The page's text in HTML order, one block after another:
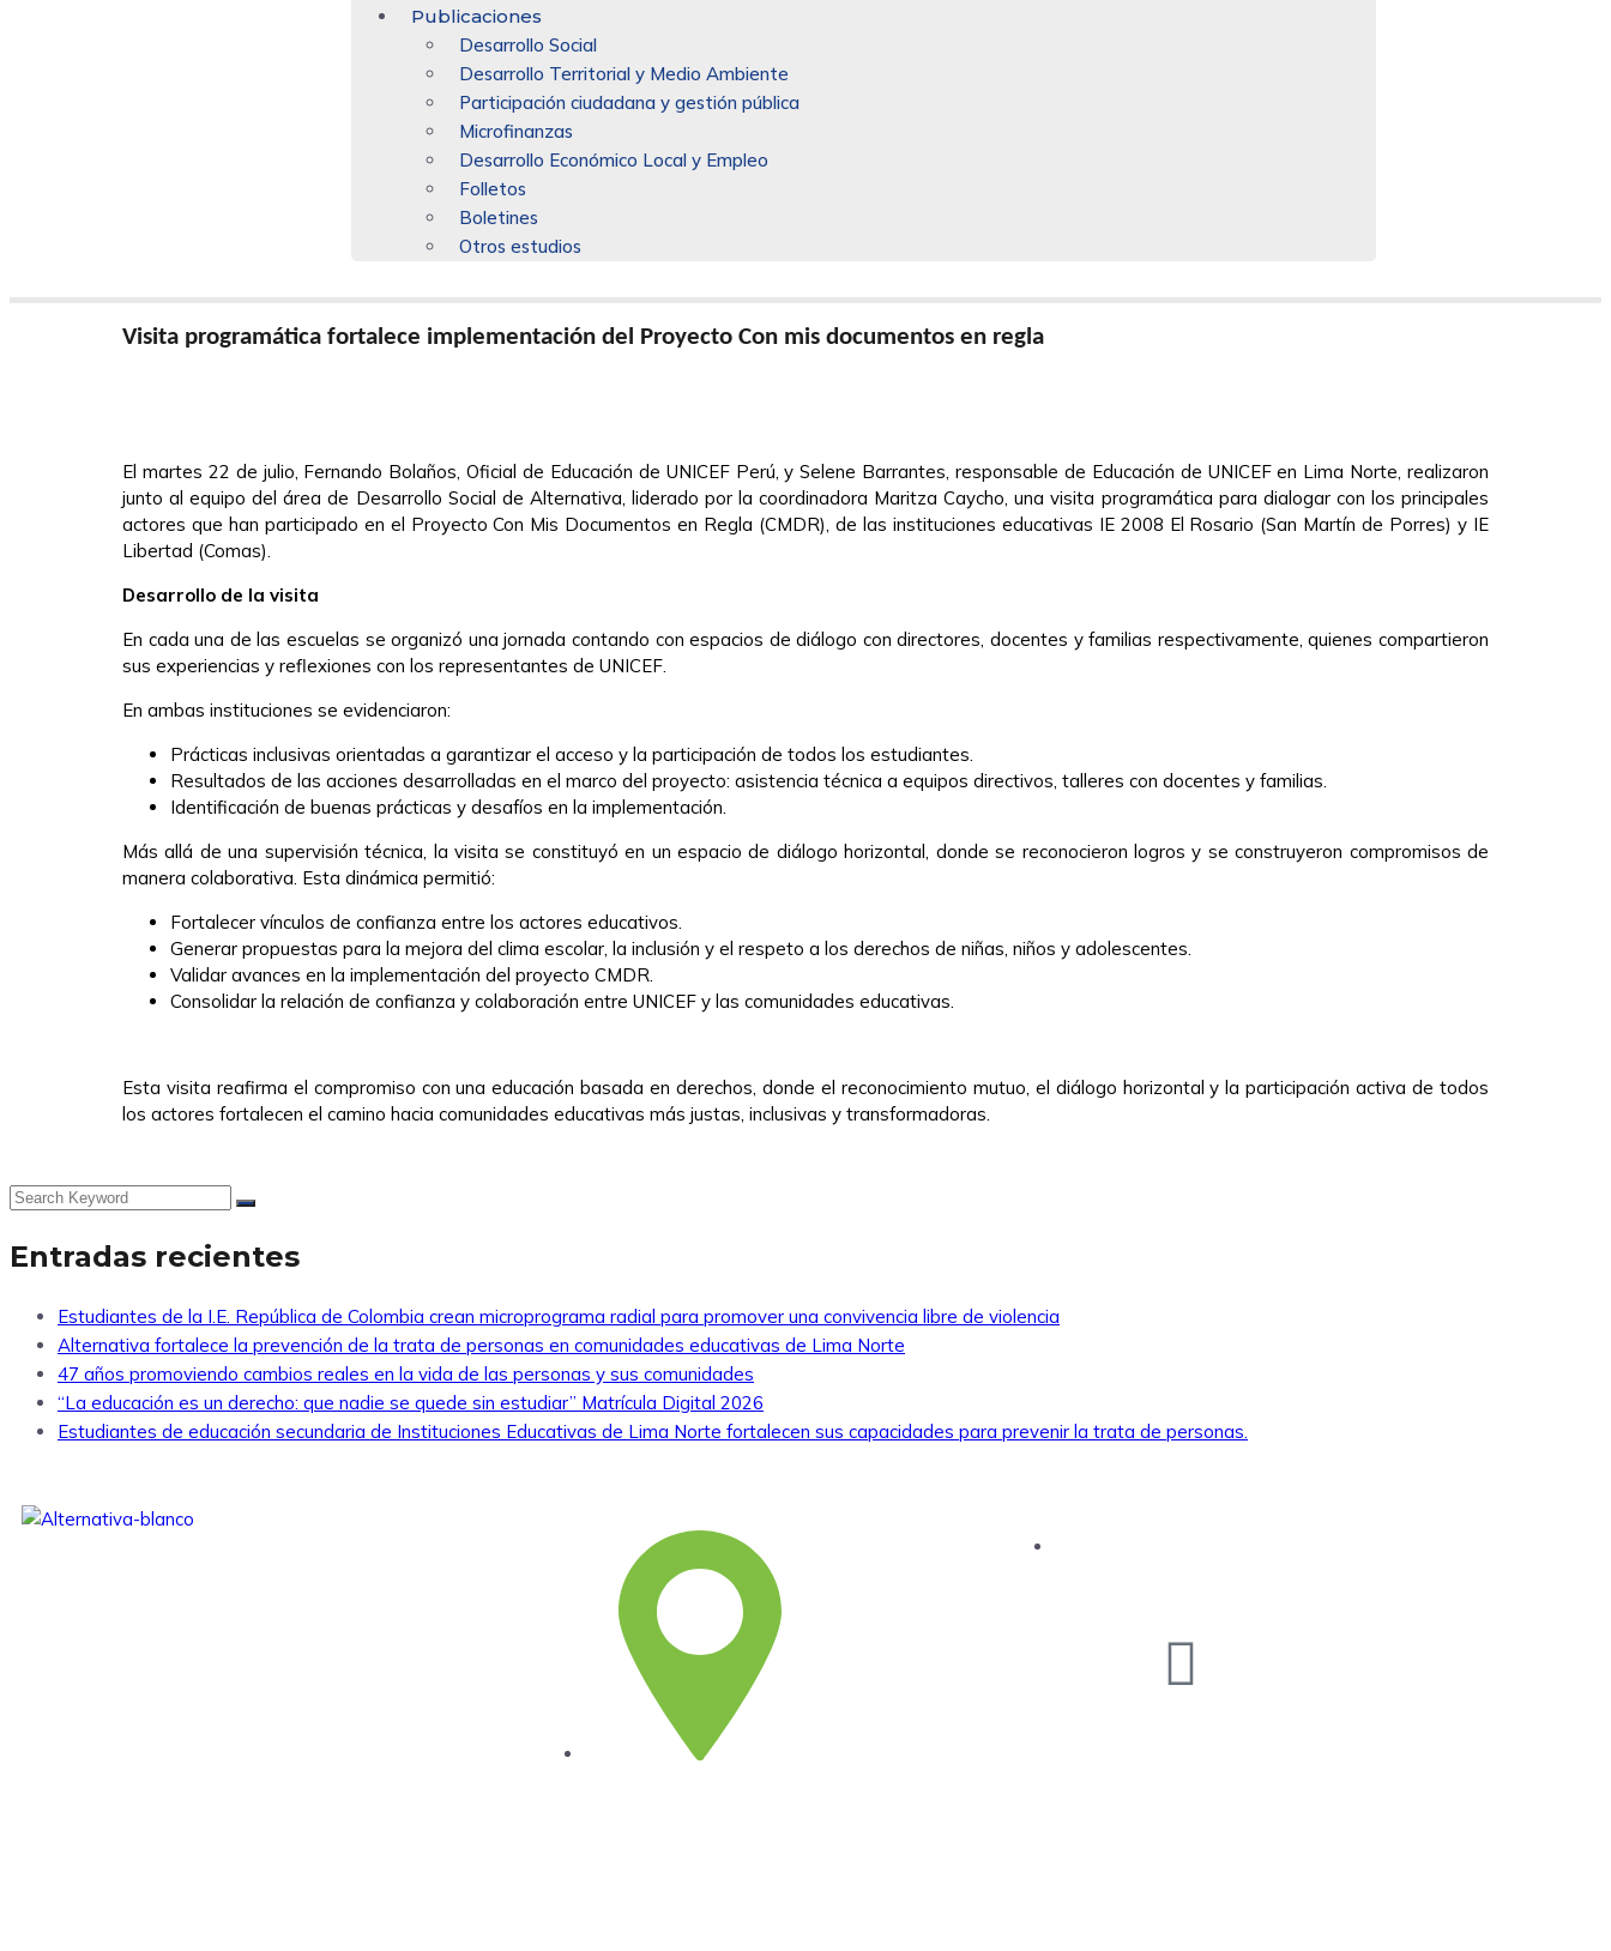
Publicaciones
Desarrollo Social
Desarrollo Territorial y Medio Ambiente
Participación ciudadana y gestión pública
Microfinanzas
Desarrollo Económico Local y Empleo
Folletos
Boletines
Otros estudios
Visita programática fortalece implementación del Proyecto Con mis documentos en regla
El martes 22 de julio, Fernando Bolaños, Oficial de Educación de UNICEF Perú, y Selene Barrantes, responsable de Educación de UNICEF en Lima Norte, realizaron
junto al equipo del área de Desarrollo Social de Alternativa, liderado por la coordinadora Maritza Caycho, una visita programática para dialogar con los principales
actores que han participado en el Proyecto Con Mis Documentos en Regla (CMDR), de las instituciones educativas IE 2008 El Rosario (San Martín de Porres) y IE
Libertad (Comas).
Desarrollo de la visita
En cada una de las escuelas se organizó una jornada contando con espacios de diálogo con directores, docentes y familias respectivamente, quienes compartieron
sus experiencias y reflexiones con los representantes de UNICEF.
En ambas instituciones se evidenciaron:
Prácticas inclusivas orientadas a garantizar el acceso y la participación de todos los estudiantes.
Resultados de las acciones desarrolladas en el marco del proyecto: asistencia técnica a equipos directivos, talleres con docentes y familias.
Identificación de buenas prácticas y desafíos en la implementación.
Más allá de una supervisión técnica, la visita se constituyó en un espacio de diálogo horizontal, donde se reconocieron logros y se construyeron compromisos de
manera colaborativa. Esta dinámica permitió:
Fortalecer vínculos de confianza entre los actores educativos.
Generar propuestas para la mejora del clima escolar, la inclusión y el respeto a los derechos de niñas, niños y adolescentes.
Validar avances en la implementación del proyecto CMDR.
Consolidar la relación de confianza y colaboración entre UNICEF y las comunidades educativas.
Esta visita reafirma el compromiso con una educación basada en derechos, donde el reconocimiento mutuo, el diálogo horizontal y la participación activa de todos
los actores fortalecen el camino hacia comunidades educativas más justas, inclusivas y transformadoras.
Entradas recientes
Estudiantes de la I.E. República de Colombia crean microprograma radial para promover una convivencia libre de violencia
Alternativa fortalece la prevención de la trata de personas en comunidades educativas de Lima Norte
47 años promoviendo cambios reales en la vida de las personas y sus comunidades
“La educación es un derecho: que nadie se quede sin estudiar” Matrícula Digital 2026
Estudiantes de educación secundaria de Instituciones Educativas de Lima Norte fortalecen sus capacidades para prevenir la trata de personas.